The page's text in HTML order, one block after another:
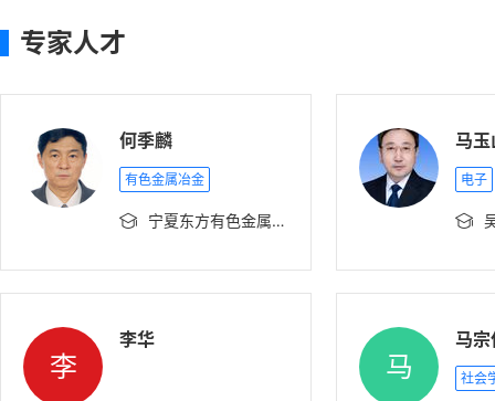
专家人才
何季麟
有色金属冶金
 宁夏东方有色金属集团公司
马玉
电子

李
李华
马
马宗
社会